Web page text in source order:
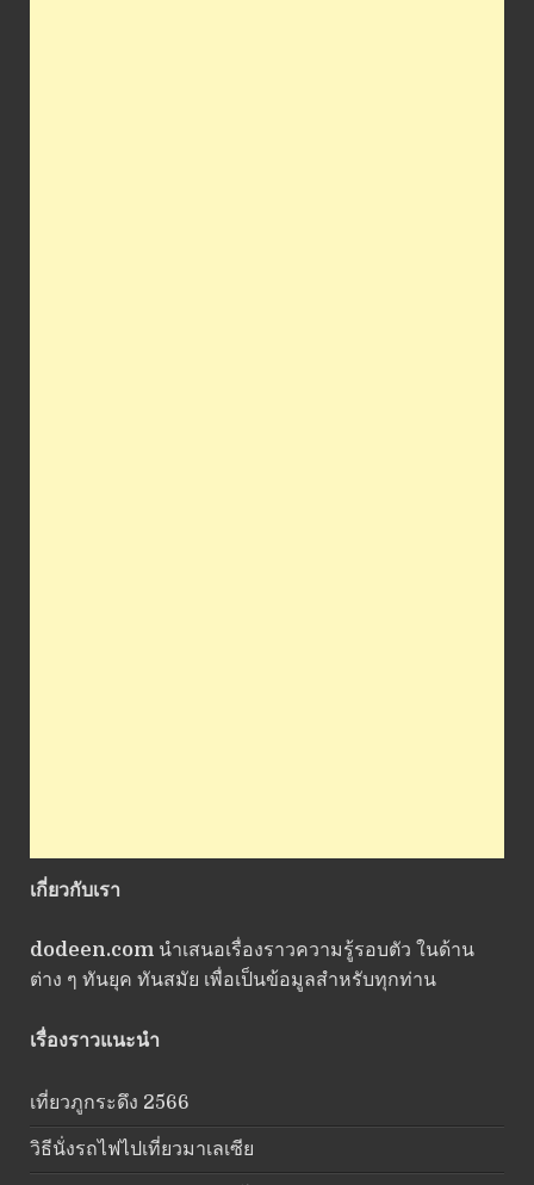
เกี่ยวกับเรา
dodeen.com นำเสนอเรื่องราวความรู้รอบตัว ในด้าน
ต่าง ๆ ทันยุค ทันสมัย เพื่อเป็นข้อมูลสำหรับทุกท่าน
เรื่องราวแนะนำ
เที่ยวภูกระดึง 2566
วิธีนั่งรถไฟไปเที่ยวมาเลเซีย